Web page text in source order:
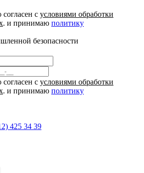
с условиями обработки
. и принимаю политику
безопасности
с условиями обработки
. и принимаю политику
425 34 39